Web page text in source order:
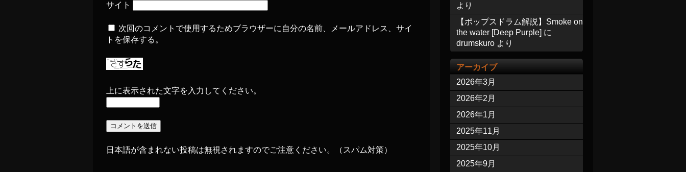
サイト
次回のコメントで使用するためブラウザーに自分の名前、メールアドレス、サイ
トを保存する。
上に表示された文字を入力してください。
日本語が含まれない投稿は無視されますのでご注意ください。（スパム対策）
より
【ポップスドラム解説】Smoke on
the water [Deep Purple] に
drumskuro より
アーカイブ
2026年3月
2026年2月
2026年1月
2025年11月
2025年10月
2025年9月